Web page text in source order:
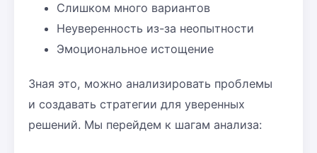
Слишком много вариантов
Неуверенность из-за неопытности
Эмоциональное истощение
Зная это, можно анализировать проблемы
и создавать стратегии для уверенных
решений. Мы перейдем к шагам анализа: